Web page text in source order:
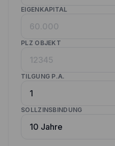
Kontakt
EIGENKAPITAL
PLZ OBJEKT
TILGUNG P.A.
SOLLZINSBINDUNG